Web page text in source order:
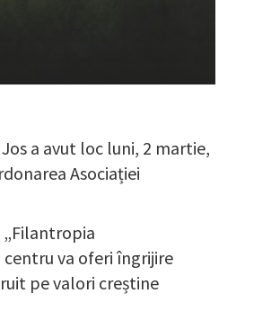
a avut loc luni, 2 martie,
Asociației
centru va oferi îngrijire
pe valori creștine